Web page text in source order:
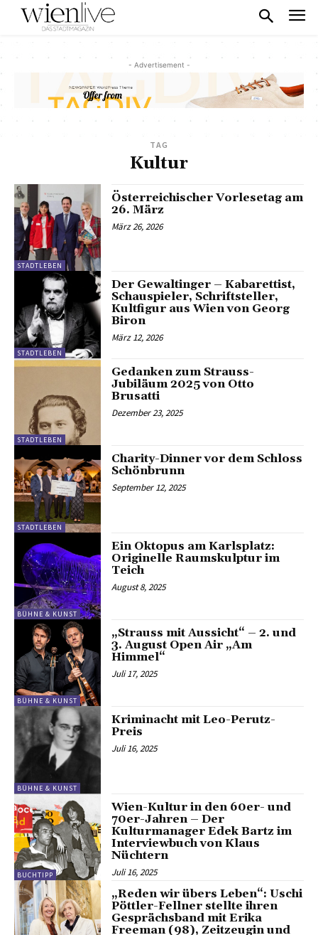
- Advertisement -
TAG
Kultur
STADTLEBEN
Österreichischer Vorlesetag am
26. März
März 26, 2026
STADTLEBEN
Der Gewaltinger – Kabarettist,
Schauspieler, Schriftsteller,
Kultfigur aus Wien von Georg
Biron
März 12, 2026
STADTLEBEN
Gedanken zum Strauss-
Jubiläum 2025 von Otto
Brusatti
Dezember 23, 2025
STADTLEBEN
Charity-Dinner vor dem Schloss
Schönbrunn
September 12, 2025
BÜHNE & KUNST
Ein Oktopus am Karlsplatz:
Originelle Raumskulptur im
Teich
August 8, 2025
BÜHNE & KUNST
„Strauss mit Aussicht“ – 2. und
3. August Open Air „Am
Himmel“
Juli 17, 2025
BÜHNE & KUNST
Kriminacht mit Leo-Perutz-
Preis
Juli 16, 2025
BUCHTIPP
Wien-Kultur in den 60er- und
70er-Jahren – Der
Kulturmanager Edek Bartz im
Interviewbuch von Klaus
Nüchtern
Juli 16, 2025
„Reden wir übers Leben“: Uschi
Pöttler-Fellner stellte ihren
Gesprächsband mit Erika
Freeman (98), Zeitzeugin und